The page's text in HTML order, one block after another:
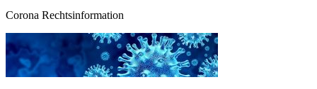
Corona Rechtsinformation